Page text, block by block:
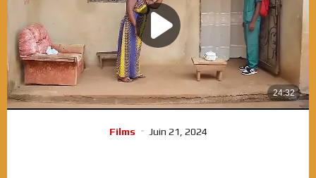
Films Juin 21, 2024